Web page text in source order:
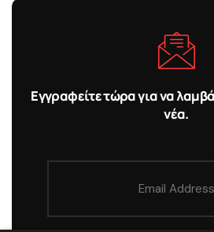
Εγγραφείτε τώρα για να
νέα.